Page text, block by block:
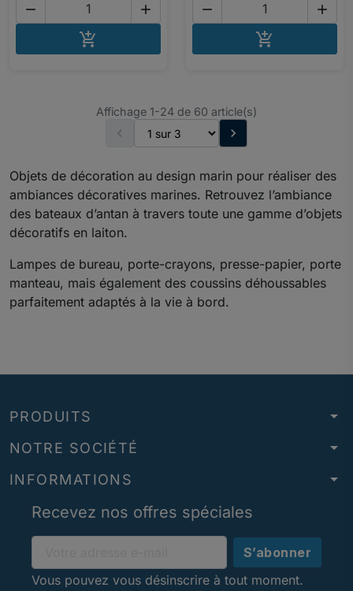
 

 

Affichage 1-24 de 60 article(s)
 
Objets de décoration au design marin pour réaliser des
ambiances décoratives marines. Retrouvez l’ambiance
des bateaux d’antan à travers toute une gamme d’objets
décoratifs en laiton.
Lampes de bureau, porte-crayons, presse-papier, porte
manteau, mais également des coussins déhoussables
parfaitement adaptés à la vie à bord.
PRODUITS arrow_drop_down
NOTRE SOCIÉTÉ arrow_drop_down
INFORMATIONS
arrow_drop_down
Recevez nos offres spéciales
Vous pouvez vous désinscrire à tout moment.